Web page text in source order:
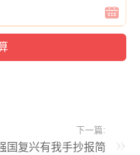
下一篇:
国复兴有我手抄报简